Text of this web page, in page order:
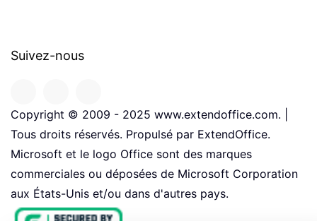
Suivez-nous
Copyright © 2009 - 2025 www.extendoffice.com. |
Tous droits réservés. Propulsé par ExtendOffice.
Microsoft et le logo Office sont des marques
commerciales ou déposées de Microsoft Corporation
aux États-Unis et/ou dans d'autres pays.